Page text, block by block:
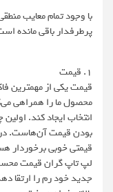
با وجود تمام معایب
پرطرفدار باقی مانده
۱. قیمت
قیمت یکی از مهمترین
محصول ما را همراهی
انتخاب ایجاد کند.
بودن قیمت آن‌هاست. در
قیمتی خوبی برخوردار
لپ تاپ گران ‌قیمت
جدید خود رم را ارتقا